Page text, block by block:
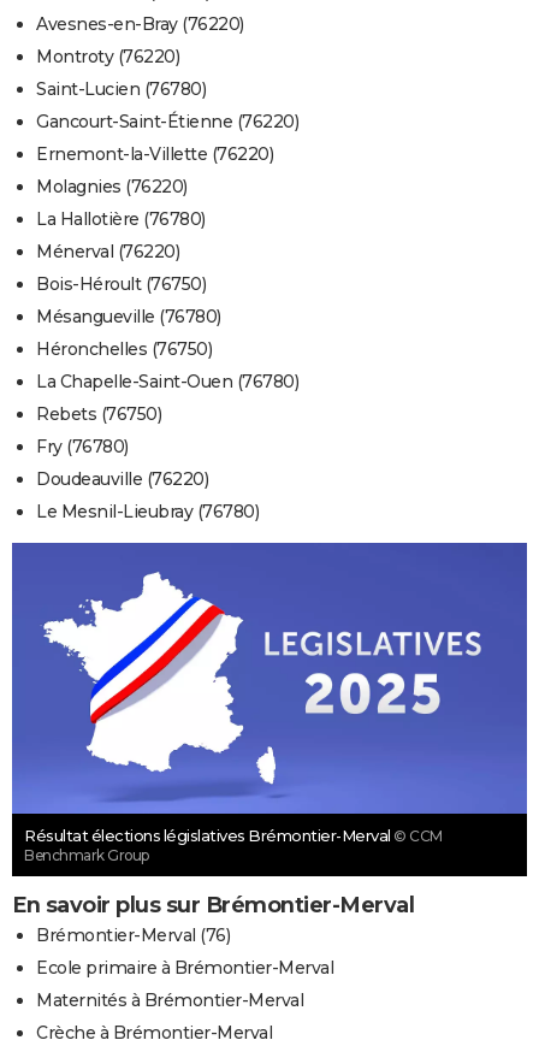
Avesnes-en-Bray (76220)
Montroty (76220)
Saint-Lucien (76780)
Gancourt-Saint-Étienne (76220)
Ernemont-la-Villette (76220)
Molagnies (76220)
La Hallotière (76780)
Ménerval (76220)
Bois-Héroult (76750)
Mésangueville (76780)
Héronchelles (76750)
La Chapelle-Saint-Ouen (76780)
Rebets (76750)
Fry (76780)
Doudeauville (76220)
Le Mesnil-Lieubray (76780)
Résultat élections législatives Brémontier-Merval © CCM
Benchmark Group
En savoir plus sur Brémontier-Merval
Brémontier-Merval (76)
Ecole primaire à Brémontier-Merval
Maternités à Brémontier-Merval
Crèche à Brémontier-Merval